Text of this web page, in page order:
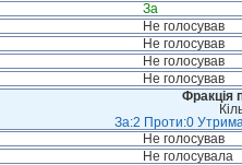
За
Не голосував
Не голосував
Не голосував
Не голосував
Фракція
За:2 Проти:0
Не голосував
Не голосувала